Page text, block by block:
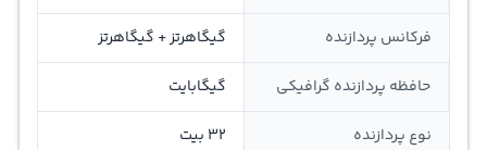
فرکانس پردازنده گیگاهرتز + گیگاهرتز
حافظه پردازنده گرافیکی گیگابایت
نوع پردازنده 32 بیت